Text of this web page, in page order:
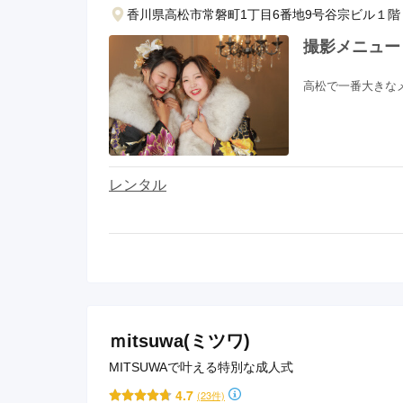
京都府(134)
滋賀県(55)
奈
和歌山県(36)
四国
香川県(44)
高知県(30)
香川県高松市常磐町1丁目6番地9号谷宗ビル１
撮影メニュー
高松で一番大き
レンタル
ｍitsuwa(ミツワ)
MITSUWAで叶える特別な成人式
4.7 (23件)